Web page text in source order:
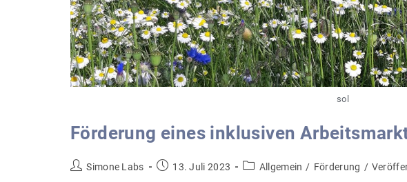
sol
Förderung eines inklusiven
Beitrags-
Simone Labs
Beitrag13. Juli 2023
Beitrags-
Allgemein / Förderung /